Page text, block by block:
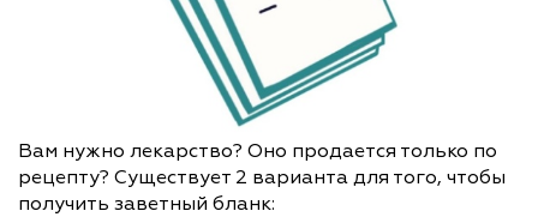
Вам нужно лекарство? Оно продается только по
рецепту? Существует 2 варианта для того, чтобы
получить заветный бланк: